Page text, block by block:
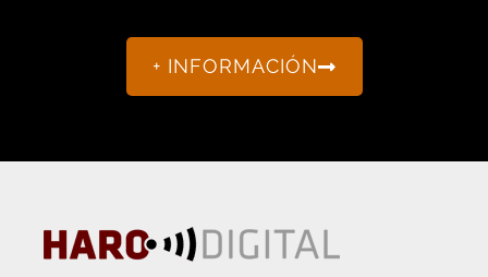
+ INFORMACIÓN